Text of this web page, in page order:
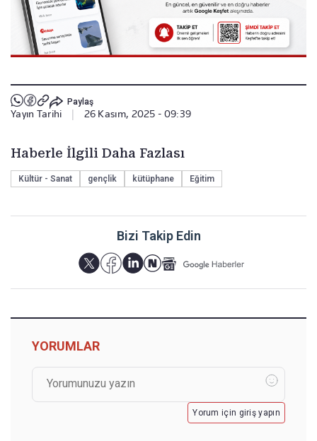
Paylaş
Yayın Tarihi 26 Kasım, 2025 - 09:39
Haberle İlgili Daha Fazlası
Kültür - Sanat gençlik kütüphane Eğitim
Bizi Takip Edin
YORUMLAR
Yorum için giriş yapın